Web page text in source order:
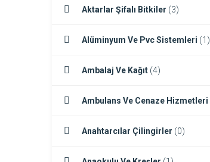
Aktarlar Şifalı Bitkiler (3)
Alüminyum Ve Pvc Sistemleri (1)
Ambalaj Ve Kağıt (4)
Ambulans Ve Cenaze Hizmetleri
Anahtarcılar Çilingirler (0)